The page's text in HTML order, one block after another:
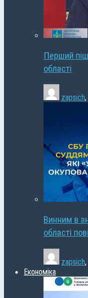
Перший
області
zapsich,
Винним в
області
zapsich,
Економіка